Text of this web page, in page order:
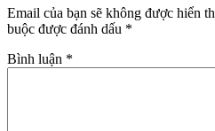
Email của bạn sẽ không được hiển
buộc được đánh dấu *
Bình luận *